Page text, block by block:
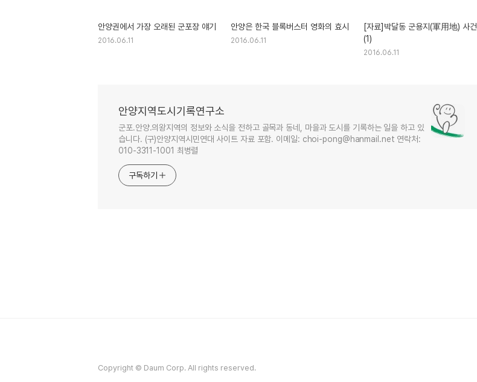
안양권에서 가장 오래된 군포장 얘기
2016.06.11
안양은 한국 블록버스터 영화의 효시
2016.06.11
[자료]박달동 군용지(軍用地) 사건
(1)
2016.06.11
안양지역도시기록연구소
군포.안양.의왕지역의 정보와 소식을 전하고 골목과 동네, 마을과 도시를 기록하는 일을 하고 있
습니다. (구)안양지역시민연대 사이트 자료 포함. 이메일: choi-pong@hanmail.net 연락처:
010-3311-1001 최병렬
구독하기
Copyright © Daum Corp. All rights reserved.